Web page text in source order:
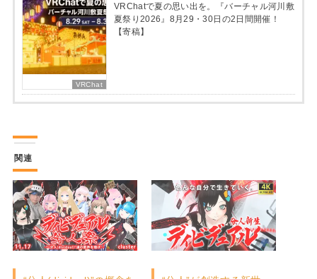
VRChat
VRChatで夏の思い出を。『バーチャル河川敷
夏祭り2026』8月29・30日の2日間開催！
【寄稿】
関連